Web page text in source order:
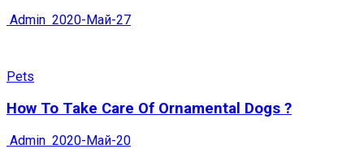
Admin 2020-Май-27
Pets
How To Take Care Of Ornamental Dogs ?
Admin 2020-Май-20